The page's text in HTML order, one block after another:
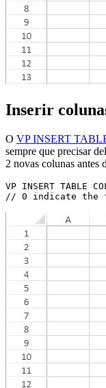
Inserir
O VP INSERT
sempre que precisar
2 novas colunas
VP INSERT
// 0 indicate the